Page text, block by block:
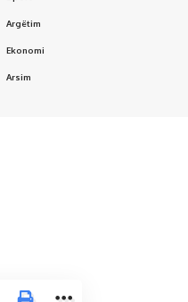
Argëtim
Ekonomi
Arsim